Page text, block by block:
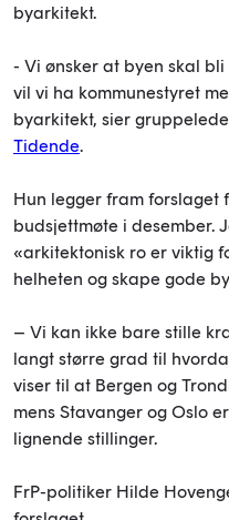
byarkitekt.
- Vi ønsker at byen skal
vil vi ha kommunestyret
byarkitekt, sier
Tidende.
Hun legger fram forslaget
budsjettmøte i desember.
«arkitektonisk ro er viktig
helheten og skape gode
– Vi kan ikke bare stille
langt større grad til
viser til at Bergen og
mens Stavanger og Oslo
lignende stillinger.
FrP-politiker Hilde